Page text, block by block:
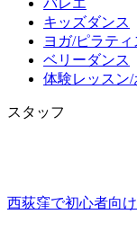
キッズダンス
ヨガ/ピラティ
ベリーダンス
体験レッスン
スタッフ
西荻窪で初心者向